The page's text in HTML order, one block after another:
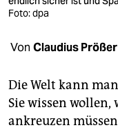
shop
fragen & hilfe
unterstützen
Foto: dpa
Von Claudius Prößer
Die Welt kann
Sie wissen wollen,
ankreuzen